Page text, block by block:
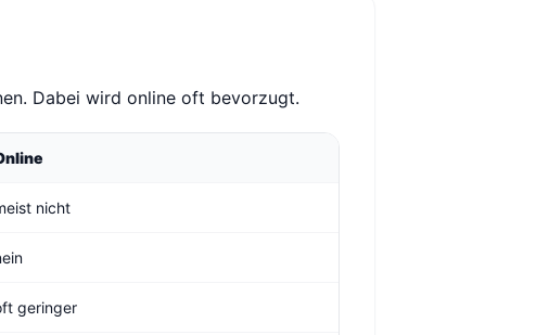
Dabei wird online oft bevorzugt.
nicht
geringer